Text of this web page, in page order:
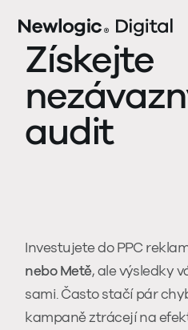
Získejte
audit
Investujete do PPC
nebo Metě, ale výsledky
sami. Často stačí pár
kampaně ztrácejí na